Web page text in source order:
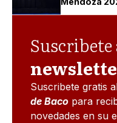
Suscribete gratis
de Baco para
novedades en su